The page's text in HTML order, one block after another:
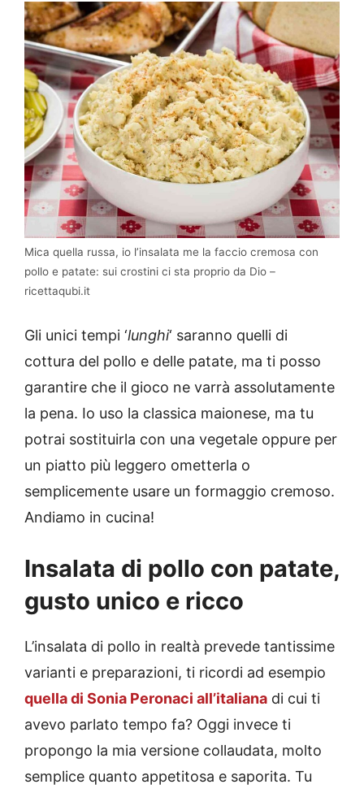
Mica quella russa, io l’insalata me la faccio cremosa con
pollo e patate: sui crostini ci sta proprio da Dio –
ricettaqubi.it
Gli unici tempi ‘lunghi‘ saranno quelli di
cottura del pollo e delle patate, ma ti posso
garantire che il gioco ne varrà assolutamente
la pena. Io uso la classica maionese, ma tu
potrai sostituirla con una vegetale oppure per
un piatto più leggero ometterla o
semplicemente usare un formaggio cremoso.
Andiamo in cucina!
Insalata di pollo con patate,
gusto unico e ricco
L’insalata di pollo in realtà prevede tantissime
varianti e preparazioni, ti ricordi ad esempio
quella di Sonia Peronaci all’italiana di cui ti
avevo parlato tempo fa? Oggi invece ti
propongo la mia versione collaudata, molto
semplice quanto appetitosa e saporita. Tu